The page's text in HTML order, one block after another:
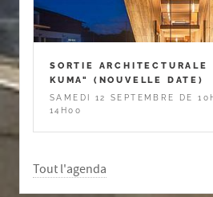
SORTIE ARCHITECTURALE
KUMA" (NOUVELLE DATE)
SAMEDI 12 SEPTEMBRE DE
14H00
Tout l'agenda